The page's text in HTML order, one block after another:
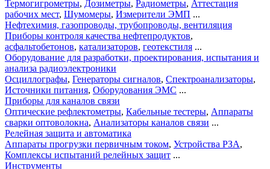
Термогигрометры, Дозиметры, Радиометры, Аттестация
рабочих мест, Шумомеры, Измерители ЭМП ...
Нефтехимия, газопроводы, трубопроводы, вентиляция
Приборы контроля качества нефтепродуктов,
асфальтобетонов, катализаторов, геотекстиля ...
Оборудование для разработки, проектирования, испытания и
анализа радиоэлектроники
Осциллографы, Генераторы сигналов, Спектроанализаторы,
Источники питания, Оборудования ЭМС ...
Приборы для каналов связи
Оптические рефлектометры, Кабельные тестеры, Аппараты
сварки оптоволокна, Анализаторы каналов связи ...
Релейная защита и автоматика
Аппараты прогрузки первичным током, Устройства РЗА,
Комплексы испытаний релейных защит ...
Инструменты